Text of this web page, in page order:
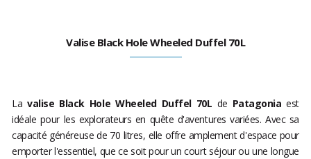
Valise Black Hole Wheeled Duffel 70L
Lavalise Black Hole Wheeled Duffel 70L de Patagonia est
idéale pour les explorateurs en quête d'aventures variées. Avec sa
capacité généreuse de 70 litres, elle offre amplement d'espace pour
emporter l'essentiel, que ce soit pour un court séjour ou une longue